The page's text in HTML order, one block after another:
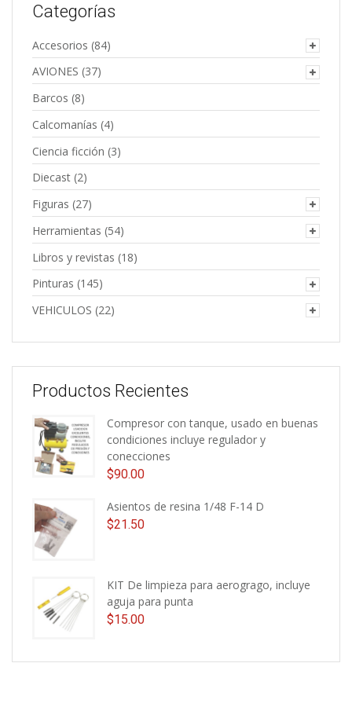
Categorías
Accesorios (84)
AVIONES (37)
Barcos (8)
Calcomanías (4)
Ciencia ficción (3)
Diecast (2)
Figuras (27)
Herramientas (54)
Libros y revistas (18)
Pinturas (145)
VEHICULOS (22)
Productos Recientes
Compresor con tanque, usado en buenas
condiciones incluye regulador y
conecciones
$90.00
Asientos de resina 1/48 F-14 D
$21.50
KIT De limpieza para aerogrago, incluye
aguja para punta
$15.00